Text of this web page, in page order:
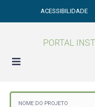
ACESSIBILIDADE
PORTAL
NOME DO PROJETO